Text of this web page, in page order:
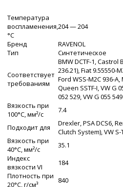
Температура
воспламенения,
°C
204 — 204
Бренд
RAVENOL
Тип
Синтетическое
Соответствует
требованиям
BMW DCTF-1, Castrol
236.21), Fiat 9.55550-
Ford WSS-M2C 936-
Queen SSTF-I, VW G
052 529, VW G 055 549
Вязкость при
100°C, мм²/с
7.4
Подходит для
Drexler, PSA DCS6,
Clutch System), VW
Вязкость при
40°C, мм²/с
35.1
Индекс
вязкости VI
184
Плотность при
20°C, г/cм³
840